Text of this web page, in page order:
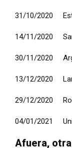
31/10/2020
14/11/2020
30/11/2020
13/12/2020
29/12/2020
04/01/2021
Afuera,